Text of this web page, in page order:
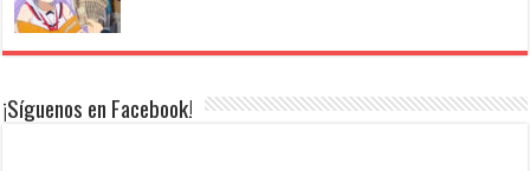
¡Síguenos en Facebook!